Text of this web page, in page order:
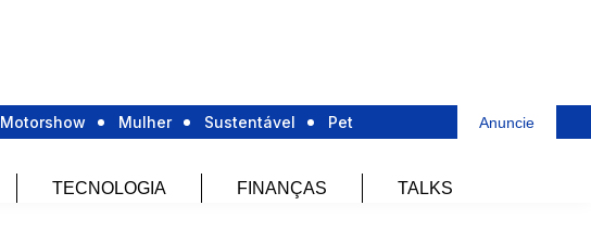
Motorshow Mulher Sustentável Pet Anuncie
TECNOLOGIA FINANÇAS TALKS